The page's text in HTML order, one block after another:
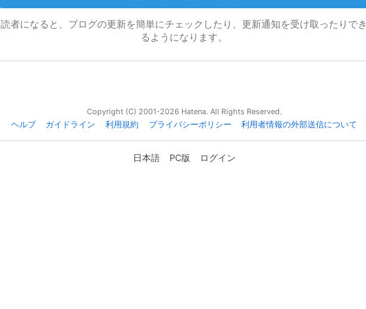
読者になると、ブログの更新を簡単にチェックしたり、更新通知を受け取ったりでき
るようになります。
Copyright (C) 2001-2026 Hatena. All Rights Reserved.
ヘルプ
ガイドライン 利用規約 プライバシーポリシー 利用者情報の外部送信について
日本語 PC版 ログイン